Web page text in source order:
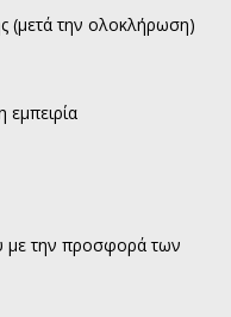
(μετά την ολοκλήρωση)
εμπειρία
την προσφορά των